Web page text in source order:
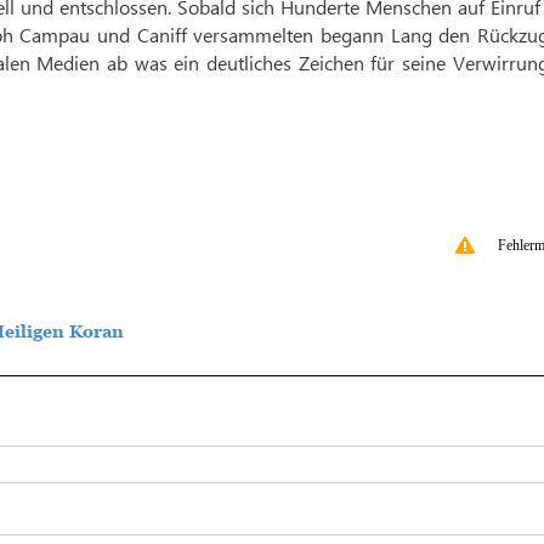
und entschlossen. Sobald sich Hunderte Menschen auf
Campau und Caniff versammelten begann Lang den
Medien ab was ein deutliches Zeichen für seine
Koran